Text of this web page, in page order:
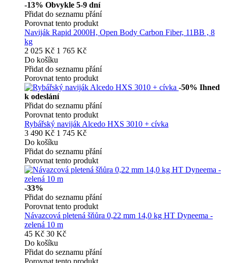
-13% Obvykle 5-9 dní
Přidat do seznamu přání
Porovnat tento produkt
Naviják Rapid 2000H, Open Body Carbon Fiber, 11BB , 8
kg
2 025 Kč 1 765 Kč
Do košíku
Přidat do seznamu přání
Porovnat tento produkt
-50% Ihned
k odeslání
Přidat do seznamu přání
Porovnat tento produkt
Rybářský naviják Alcedo HXS 3010 + cívka
3 490 Kč 1 745 Kč
Do košíku
Přidat do seznamu přání
Porovnat tento produkt
-33%
Přidat do seznamu přání
Porovnat tento produkt
Návazcová pletená šňůra 0,22 mm 14,0 kg HT Dyneema -
zelená 10 m
45 Kč 30 Kč
Do košíku
Přidat do seznamu přání
Porovnat tento produkt